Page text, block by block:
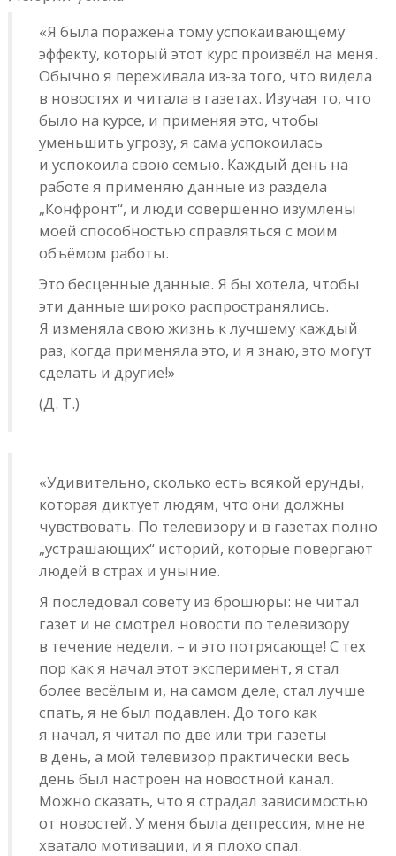
«Я была поражена тому успокаивающему
эффекту, который этот курс произвёл на меня.
Обычно я переживала из-за того, что видела
в новостях и читала в газетах. Изучая то, что
было на курсе, и применяя это, чтобы
уменьшить угрозу, я сама успокоилась
и успокоила свою семью. Каждый день на
работе я применяю данные из раздела
„Конфронт“, и люди совершенно изумлены
моей способностью справляться с моим
объёмом работы.
Это бесценные данные. Я бы хотела, чтобы
эти данные широко распространялись.
Я изменяла свою жизнь к лучшему каждый
раз, когда применяла это, и я знаю, это могут
сделать и другие!»
(Д. Т.)
«Удивительно, сколько есть всякой ерунды,
которая диктует людям, что они должны
чувствовать. По телевизору и в газетах полно
„устрашающих“ историй, которые повергают
людей в страх и уныние.
Я последовал совету из брошюры: не читал
газет и не смотрел новости по телевизору
в течение недели, – и это потрясающе! С тех
пор как я начал этот эксперимент, я стал
более весёлым и, на самом деле, стал лучше
спать, я не был подавлен. До того как
я начал, я читал по две или три газеты
в день, а мой телевизор практически весь
день был настроен на новостной канал.
Можно сказать, что я страдал зависимостью
от новостей. У меня была депрессия, мне не
хватало мотивации, и я плохо спал.